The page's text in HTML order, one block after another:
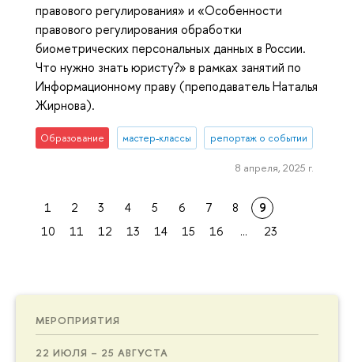
МЕРОПРИЯТИЯ
22 ИЮЛЯ – 25 АВГУСТА
правового регулирования» и «Особенности
правового регулирования обработки
биометрических персональных данных в России.
Что нужно знать юристу?» в рамках занятий по
Информационному праву (преподаватель Наталья
Жирнова).
Образование мастер-классы репортаж о событии
8 апреля, 2025 г.
1 2 3 4 5 6 7 8
9
10
11 12 13 14 15 16 ... 23